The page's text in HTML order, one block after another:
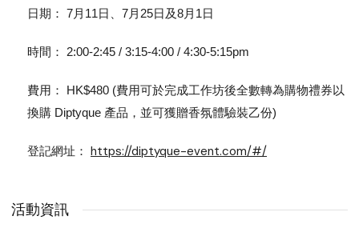
日期： 7月11日、7月25日及8月1日
時間： 2:00-2:45 / 3:15-4:00 / 4:30-5:15pm
費用： HK$480 (費用可於完成工作坊後全數轉為購物禮券以
換購 Diptyque 產品，並可獲贈香氛體驗裝乙份)
登記網址： https://diptyque-event.com/#/
活動資訊